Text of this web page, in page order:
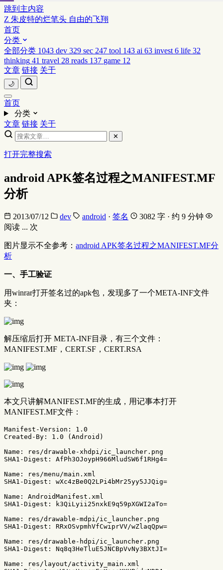
跳到主内容
Z 朱皮特的烂笔头 自由的飞翔
首页
分类
全部分类 1043 dev 329 sec 247 tool 143 ai 63 invest 6 life 32
thinking 41 travel 28 reads 137 game 12
文章 链接 关于
🌙
首页
分类
文章 链接 关于
✕
打开完整搜索
android APK签名过程之MANIFEST.MF
分析
2013/07/12 dev android · 签名
3082 字 · 约 9 分钟
阅读 ... 次
图片显示不全参考： android APK签名过程之MANIFEST.MF分
析
一、手工验证
用winrar打开签名过的apk包，发现多了一个META-INF文件
夹：
解压缩后打开 META-INF目录，有三个文件：
MANIFEST.MF，CERT.SF，CERT.RSA
本文只讲解MANIFEST.MF的生成，用记事本打开
MANIFEST.MF文件：
Manifest-Version: 1.0
Created-By: 1.0 (Android)
Name: res/drawable-xhdpi/ic_launcher.png
SHA1-Digest: AfPh3OJoypH966MludSW6f1RHg4=
Name: res/menu/main.xml
SHA1-Digest: wXc4zBe0Q2LPi4bMr25yy5JJQig=
Name: AndroidManifest.xml
SHA1-Digest: k3QiLyii25nxkE9q59pXGWI2aTo=
Name: res/drawable-mdpi/ic_launcher.png
SHA1-Digest: RRxOSvpmhVfCwiprVV/wZlaqQpw=
Name: res/drawable-hdpi/ic_launcher.png
SHA1-Digest: Nq8q3HeTluE5JNCBpVvNy3BXtJI=
Name: res/layout/activity_main.xml